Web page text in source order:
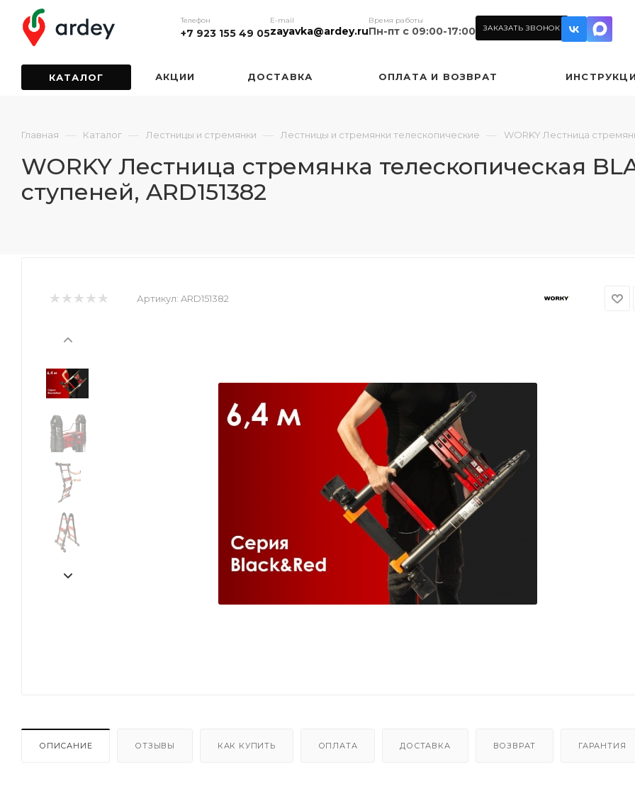
Телефон
+7 923 155 49 05
E-mail
zayavka@ardey.ru
Время работы
Пн-пт с 09:00-17:00 ЗАКАЗАТЬ ЗВОНОК
КАТАЛОГ АКЦИИ ДОСТАВКА ОПЛАТА И ВОЗВРАТ
Главная — Каталог — Лестницы и стремянки — Лестницы и стремянки телескопические — WORKY Лестница
WORKY Лестница стремянка телескопическая
ступеней, ARD151382
Артикул: ARD151382
ОПИСАНИЕ ОТЗЫВЫ КАК КУПИТЬ ОПЛАТА ДОСТАВКА ВОЗВРАТ ГАРАНТИЯ